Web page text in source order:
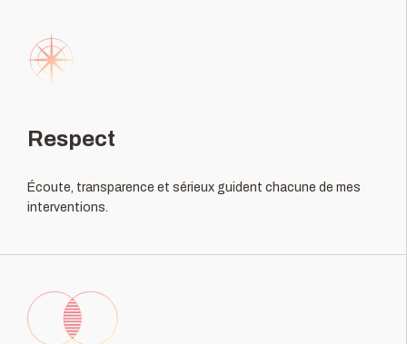
Respect
Écoute, transparence et sérieux guident chacune de mes
interventions.